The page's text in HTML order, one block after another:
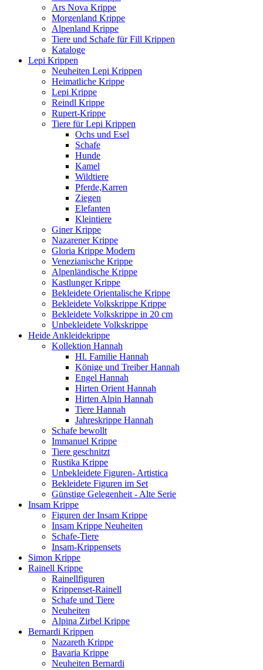
Ars Nova Krippe
Morgenland Krippe
Alpenland Krippe
Tiere und Schafe für Fill Krippen
Kataloge
Lepi Krippen
Neuheiten Lepi Krippen
Heimatliche Krippe
Lepi Krippe
Reindl Krippe
Rupert-Krippe
Tiere für Lepi Krippen
Ochs und Esel
Schafe
Hunde
Kamel
Wildtiere
Pferde,Karren
Ziegen
Elefanten
Kleintiere
Giner Krippe
Nazarener Krippe
Gloria Krippe Modern
Venezianische Krippe
Alpenländische Krippe
Kastlunger Krippe
Bekleidete Orientalische Krippe
Bekleidete Volkskrippe Krippe
Bekleidete Volkskrippe in 20 cm
Unbekleidete Volkskrippe
Heide Ankleidekrippe
Kollektion Hannah
Hl. Familie Hannah
Könige und Treiber Hannah
Engel Hannah
Hirten Orient Hannah
Hirten Alpin Hannah
Tiere Hannah
Jahreskrippe Hannah
Schafe bewollt
Immanuel Krippe
Tiere geschnitzt
Rustika Krippe
Unbekleidete Figuren- Artistica
Bekleidete Figuren im Set
Günstige Gelegenheit - Alte Serie
Insam Krippe
Figuren der Insam Krippe
Insam Krippe Neuheiten
Schafe-Tiere
Insam-Krippensets
Simon Krippe
Rainell Krippe
Rainellfiguren
Krippenset-Rainell
Schafe und Tiere
Neuheiten
Alpina Zirbel Krippe
Bernardi Krippen
Nazareth Krippe
Bavaria Krippe
Neuheiten Bernardi